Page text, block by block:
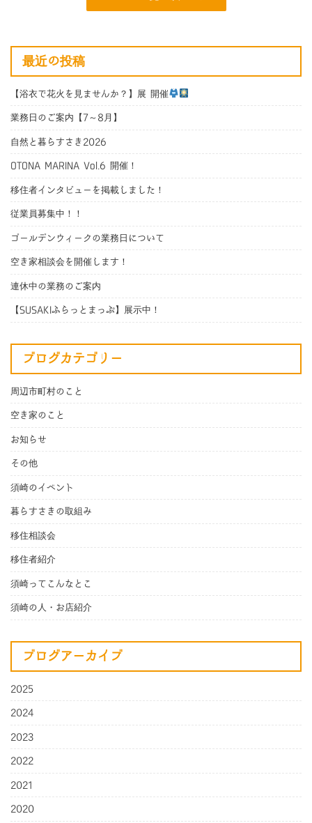
最近の投稿
【浴衣で花火を見ませんか？】展 開催
業務日のご案内【7～8月】
自然と暮らすさき2026
OTONA MARINA Vol.6 開催！
移住者インタビューを掲載しました！
従業員募集中！！
ゴールデンウィークの業務日について
空き家相談会を開催します！
連休中の業務のご案内
【SUSAKIふらっとまっぷ】展示中！
ブログカテゴリー
周辺市町村のこと
空き家のこと
お知らせ
その他
須崎のイベント
暮らすさきの取組み
移住相談会
移住者紹介
須崎ってこんなとこ
須崎の人・お店紹介
ブログアーカイブ
2025
2024
2023
2022
2021
2020